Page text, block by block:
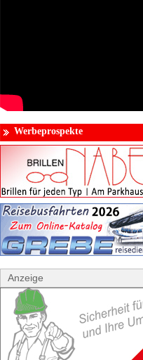
Werbeprospekte
Anzeige